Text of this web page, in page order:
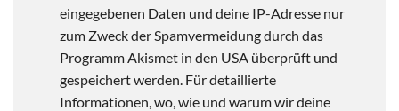
eingegebenen Daten und deine IP-Adresse nur
zum Zweck der Spamvermeidung durch das
Programm Akismet in den USA überprüft und
gespeichert werden. Für detaillierte
Informationen, wo, wie und warum wir deine